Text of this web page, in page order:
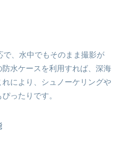
で、水中でもそのまま撮影が
水ケースを利用すれば、深海
により、シュノーケリングや
ったりです。